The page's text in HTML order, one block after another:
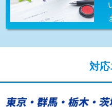
給水管工事※（支持金具設置)
給水管工事※（保温材使用（
用/3ｍまで)
対